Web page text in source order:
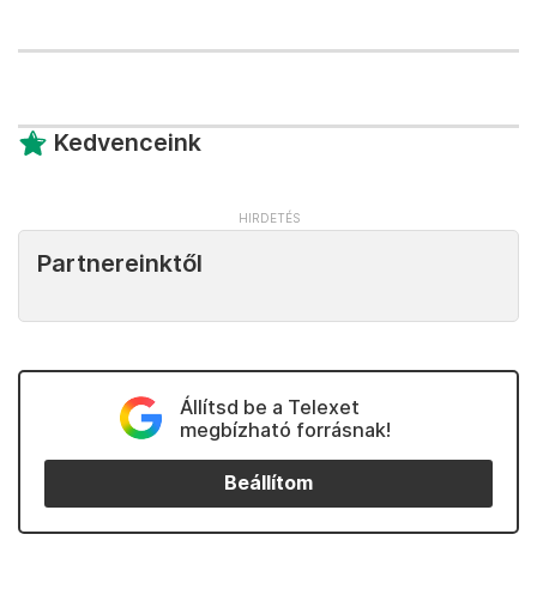
Kedvenceink
Partnereinktől
Állítsd be a Telexet
megbízható forrásnak!
Beállítom